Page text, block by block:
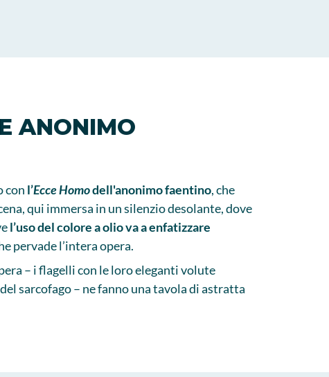
ANONIMO
con l’Ecce Homodell'anonimo faentino, che
qui immersa in un silenzio desolante, dove
l’uso del colore a olio va a enfatizzare
pervade l’intera opera.
– i flagelli con le loro eleganti volute
sarcofago – ne fanno una tavola di astratta